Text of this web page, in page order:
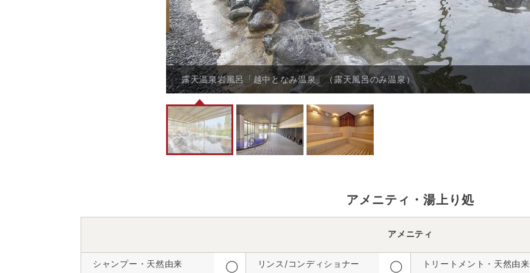
露天温泉岩風呂「越中となみ温泉」（露天風呂のみ温泉）
アメニティ・湯上り処
アメニティ
シャンプー・天然由来 ◯ リンス/コンディショナー ◯ トリートメント・天然由来